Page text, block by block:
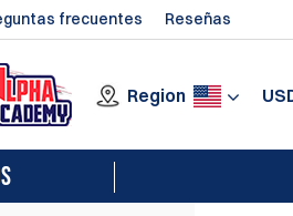
frecuentes Reseñas
Region